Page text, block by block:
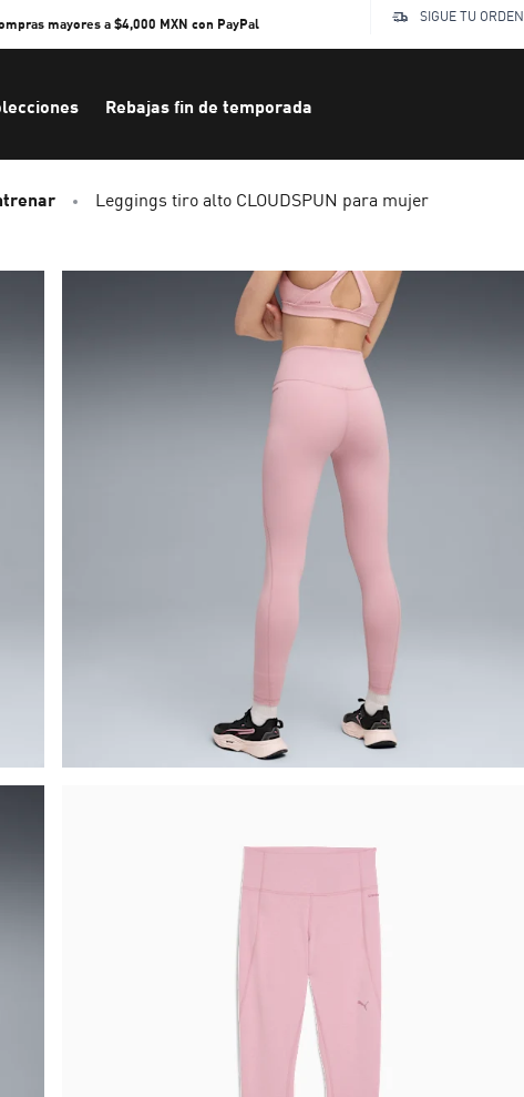
mayores a $4,000 MXN con PayPal
SIGUE TU ORDEN
Rebajas fin de temporada
Leggings tiro alto CLOUDSPUN para mujer